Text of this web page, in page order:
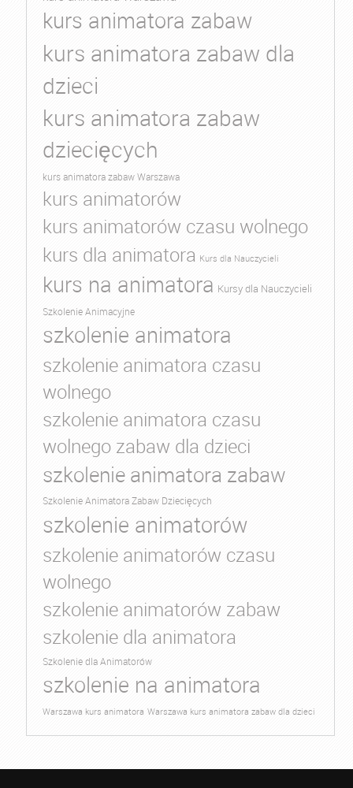
kurs animatora zabaw
kurs animatora zabaw dla
dzieci
kurs animatora zabaw
dziecięcych
kurs animatora zabaw Warszawa
kurs animatorów
kurs animatorów czasu wolnego
kurs dla animatora Kurs dla Nauczycieli
kurs na animatora Kursy dla Nauczycieli
Szkolenie Animacyjne
szkolenie animatora
szkolenie animatora czasu
wolnego
szkolenie animatora czasu
wolnego zabaw dla dzieci
szkolenie animatora zabaw
Szkolenie Animatora Zabaw Dziecięcych
szkolenie animatorów
szkolenie animatorów czasu
wolnego
szkolenie animatorów zabaw
szkolenie dla animatora
Szkolenie dla Animatorów
szkolenie na animatora
Warszawa kurs animatora Warszawa kurs animatora zabaw dla dzieci